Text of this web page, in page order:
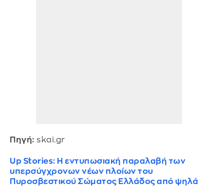
Πηγή: skai.gr
Up Stories: Η εντυπωσιακή παραλαβή των
υπερσύγχρονων νέων πλοίων του
Πυροσβεστικού Σώματος Ελλάδος από ψηλά